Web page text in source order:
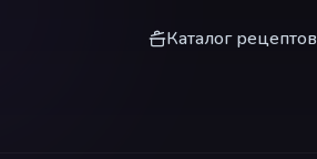
Каталог рецептов